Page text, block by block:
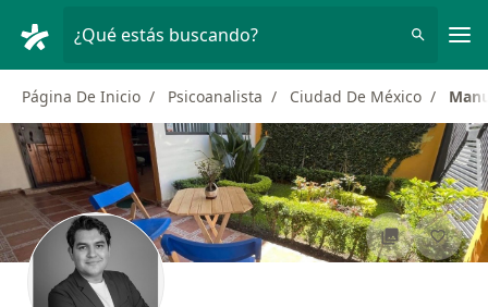
¿Qué estás buscando?
Página De Inicio Psicoanalista Ciudad De México